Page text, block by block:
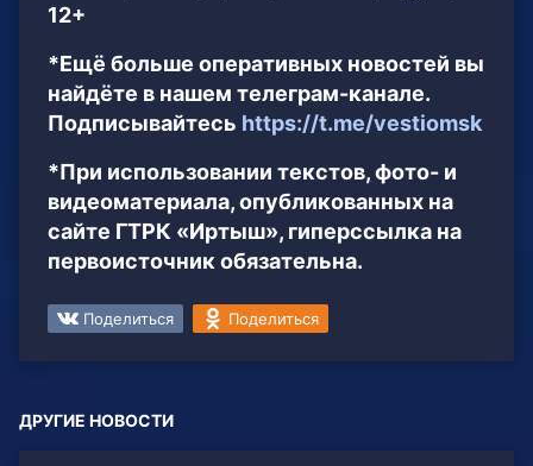
12+
*Ещё больше оперативных новостей вы
найдёте в нашем телеграм-канале.
Подписывайтесь https://t.me/vestiomsk
*При использовании текстов, фото- и
видеоматериала, опубликованных на
сайте ГТРК «Иртыш», гиперссылка на
первоисточник обязательна.
Поделиться Поделиться
ДРУГИЕ НОВОСТИ